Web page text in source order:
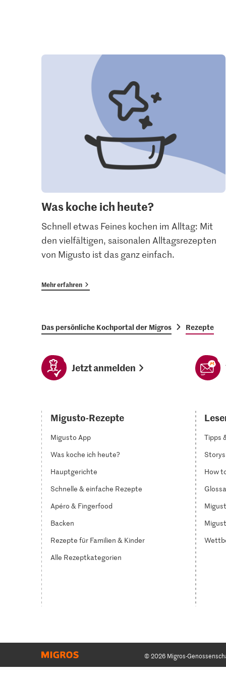
Was koche ich heute?
Schnell etwas Feines kochen im Alltag: Mit
den vielfältigen, saisonalen Alltagsrezepten
von Migusto ist das ganz einfach.
Mehr erfahren
Das persönliche Kochportal der Migros Rezepte
Jetzt anmelden
Migusto-Rezepte
Migusto App
Was koche ich heute?
Hauptgerichte
Schnelle & einfache Rezepte
Apéro & Fingerfood
Backen
Rezepte für Familien & Kinder
Alle Rezeptkategorien
Tipps
Storys
How
© 2026 Migros-